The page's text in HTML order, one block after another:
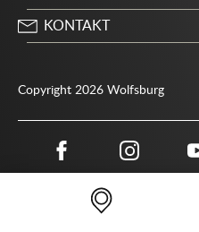
KONTAKT
Behördenrufnummer
Copyright 2026 Wolfsburg